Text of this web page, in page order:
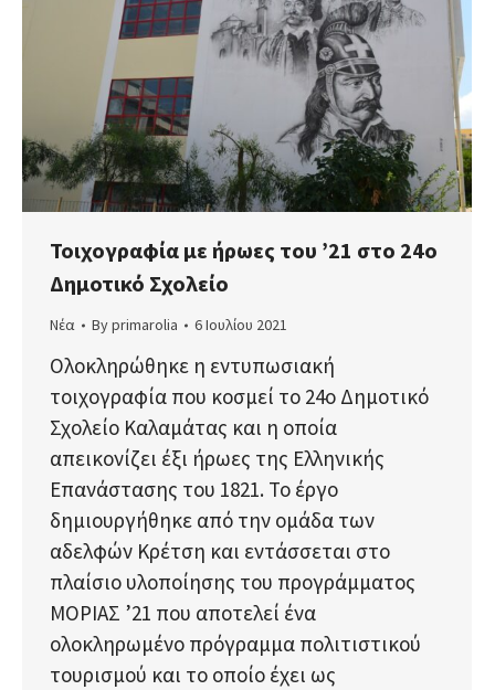
Τοιχογραφία με ήρωες του ’21 στο 24ο
Δημοτικό Σχολείο
Νέα Byprimarolia 6 Ιουλίου 2021
Ολοκληρώθηκε η εντυπωσιακή
τοιχογραφία που κοσμεί το 24ο Δημοτικό
Σχολείο Καλαμάτας και η οποία
απεικονίζει έξι ήρωες της Ελληνικής
Επανάστασης του 1821. Το έργο
δημιουργήθηκε από την ομάδα των
αδελφών Κρέτση και εντάσσεται στο
πλαίσιο υλοποίησης του προγράμματος
ΜΟΡΙΑΣ ’21 που αποτελεί ένα
ολοκληρωμένο πρόγραμμα πολιτιστικού
τουρισμού και το οποίο έχει ως